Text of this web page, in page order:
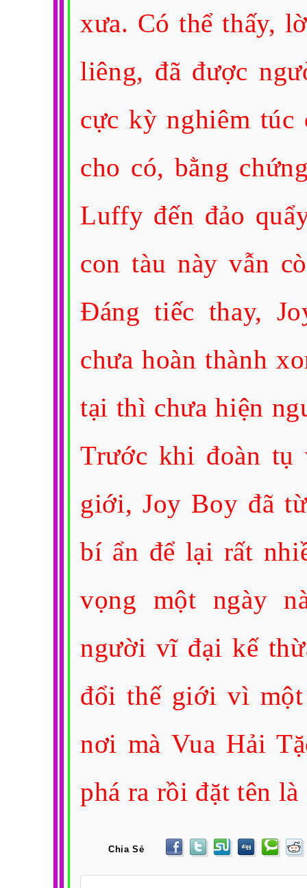
xưa. Có thể thấy,
liêng, đã được
cực kỳ nghiêm túc
cho có, bằng
Luffy đến đảo
con tàu này vẫn
Đáng tiếc thay,
chưa hoàn thành
tại thì chưa hiện
Trước khi đoàn tụ
giới, Joy Boy đã
bí ẩn để lại rất
vọng một ngày
người vĩ đại kế
đổi thế giới vì
nơi mà Vua Hải
phá ra rồi đặt tên là
Chia Sẻ